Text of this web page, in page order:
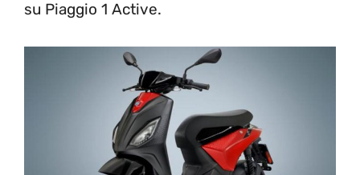
su Piaggio 1 Active.